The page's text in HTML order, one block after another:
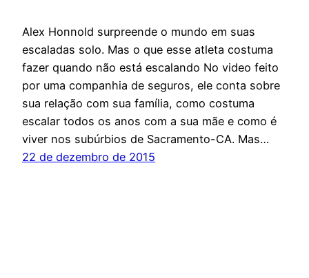
Alex Honnold surpreende o mundo em suas
escaladas solo. Mas o que esse atleta costuma
fazer quando não está escalando No video feito
por uma companhia de seguros, ele conta sobre
sua relação com sua família, como costuma
escalar todos os anos com a sua mãe e como é
viver nos subúrbios de Sacramento-CA. Mas…
22 de dezembro de 2015